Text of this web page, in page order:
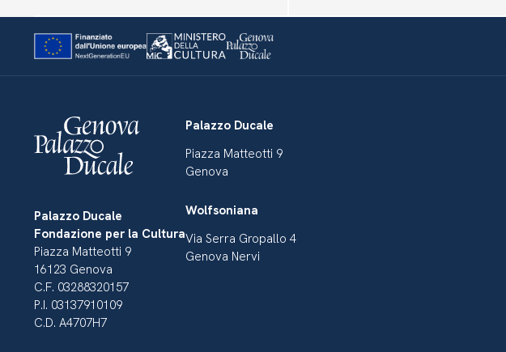
Palazzo Ducale
Fondazione per la Cultura
Piazza Matteotti 9
16123 Genova
C.F. 03288320157
P.I. 03137910109
C.D. A4707H7
Palazzo Ducale
Piazza Matteotti 9
Genova
Wolfsoniana
Via Serra Gropallo 4
Genova Nervi